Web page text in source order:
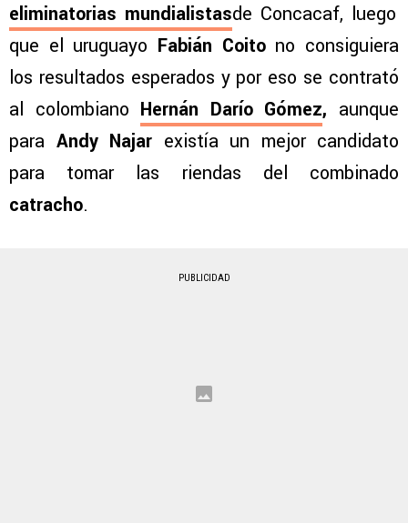
eliminatorias mundialistasde Concacaf, luego
que el uruguayo Fabián Coitono consiguiera
los resultados esperados y por eso se contrató
al colombiano Hernán Darío Gómez, aunque
para Andy Najar existía un mejor candidato
para tomar las riendas del combinado
catracho.
PUBLICIDAD